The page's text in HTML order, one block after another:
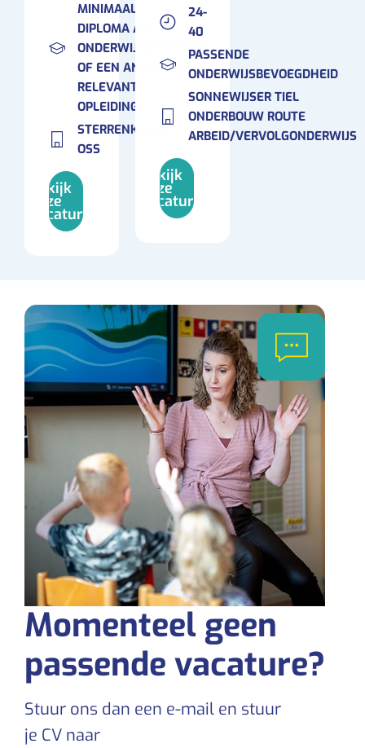
MINIMAAL EEN MBO-4-
DIPLOMA ALS
ONDERWIJSASSISTENT
OF EEN ANDERE
RELEVANTE
OPLEIDING..
STERRENKIJKER
OSS
Bekijk
deze
vacature
24-
40
PASSENDE
ONDERWIJSBEVOEGDHEID
SONNEWIJSER TIEL
ONDERBOUW ROUTE
ARBEID/VERVOLGONDERWIJS
Bekijk
deze
vacature
Momenteel geen
passende vacature?
Stuur ons dan een e-mail en stuur
je CV naar